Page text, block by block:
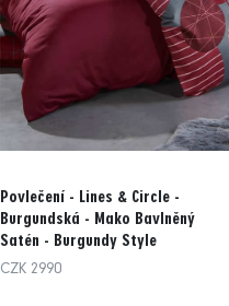
Povlečení - Lines & Circle -
Burgundská - Mako Bavlněný
Satén - Burgundy Style
CZK 2990